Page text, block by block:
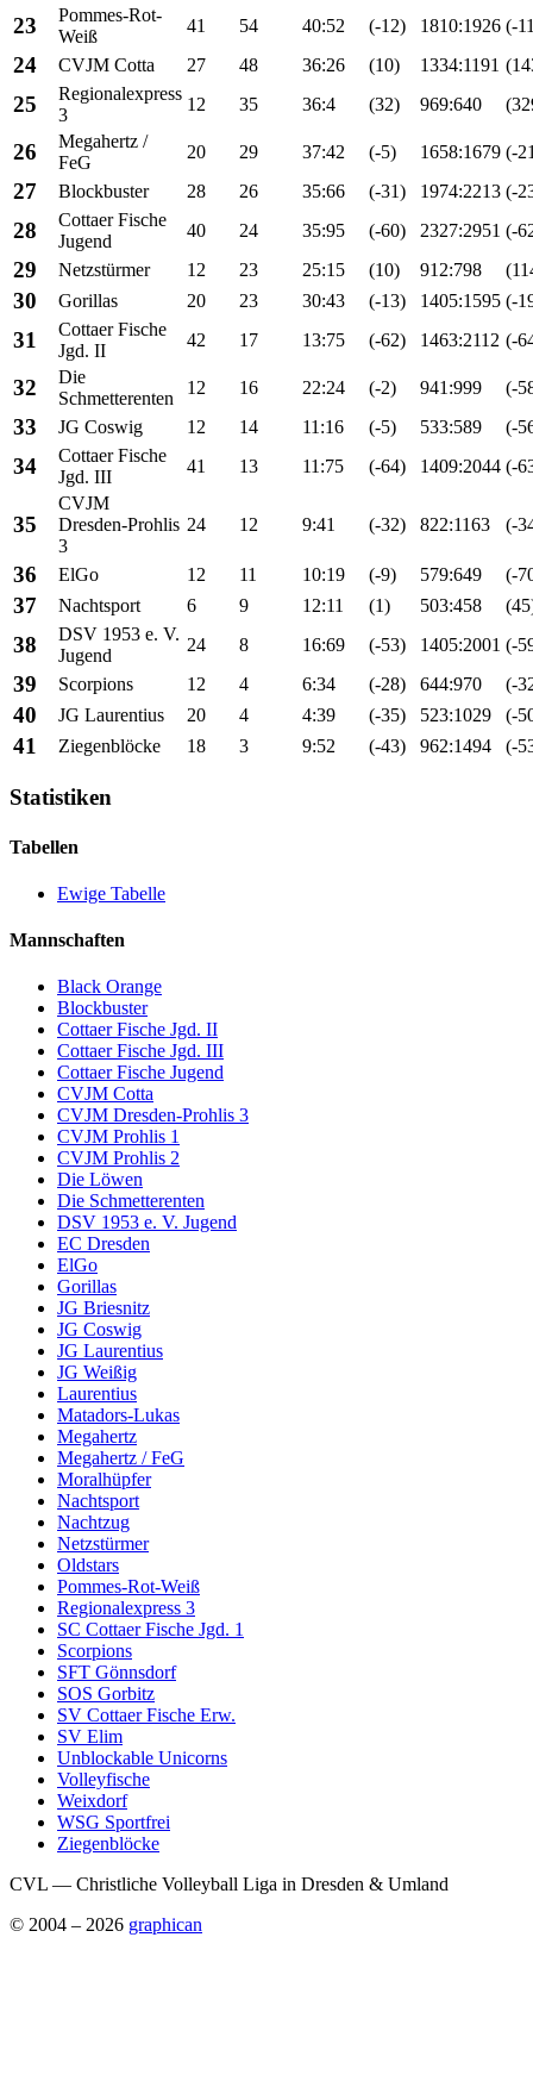
23
Pommes-Rot-
Weiß
41 54 40:52 (-12) 1810:1926 (-
24 CVJM Cotta 27 48 36:26 (10) 1334:1191
25
Regionalexpress
3
12 35 36:4 (32) 969:640
26
Megahertz /
FeG
20 29 37:42 (-5) 1658:1679 (-
27 Blockbuster 28 26 35:66 (-31) 1974:2213 (-
28
Cottaer Fische
Jugend
40 24 35:95 (-60) 2327:2951 (-
29 Netzstürmer 12 23 25:15 (10) 912:798
30 Gorillas 20 23 30:43 (-13) 1405:1595 (-
31
Cottaer Fische
Jgd. II
42 17 13:75 (-62) 1463:2112 (-
32
Die
Schmetterenten
12 16 22:24 (-2) 941:999 (-
33 JG Coswig 12 14 11:16 (-5) 533:589 (-
34
Cottaer Fische
Jgd. III
41 13 11:75 (-64) 1409:2044 (-
35
CVJM
Dresden-Prohlis
3
24 12 9:41 (-32) 822:1163 (-
36 ElGo 12 11 10:19 (-9) 579:649 (-
37 Nachtsport 6 9 12:11 (1) 503:458
38
DSV 1953 e. V.
Jugend
24 8 16:69 (-53) 1405:2001 (-
39 Scorpions 12 4 6:34 (-28) 644:970 (-
40 JG Laurentius 20 4 4:39 (-35) 523:1029 (-
41 Ziegenblöcke 18 3 9:52 (-43) 962:1494 (-
Statistiken
Tabellen
Ewige Tabelle
Mannschaften
Black Orange
Blockbuster
Cottaer Fische Jgd. II
Cottaer Fische Jgd. III
Cottaer Fische Jugend
CVJM Cotta
CVJM Dresden-Prohlis 3
CVJM Prohlis 1
CVJM Prohlis 2
Die Löwen
Die Schmetterenten
DSV 1953 e. V. Jugend
EC Dresden
ElGo
Gorillas
JG Briesnitz
JG Coswig
JG Laurentius
JG Weißig
Laurentius
Matadors-Lukas
Megahertz
Megahertz / FeG
Moralhüpfer
Nachtsport
Nachtzug
Netzstürmer
Oldstars
Pommes-Rot-Weiß
Regionalexpress 3
SC Cottaer Fische Jgd. 1
Scorpions
SFT Gönnsdorf
SOS Gorbitz
SV Cottaer Fische Erw.
SV Elim
Unblockable Unicorns
Volleyfische
Weixdorf
WSG Sportfrei
Ziegenblöcke
CVL — Christliche Volleyball Liga in Dresden & Umland
© 2004 – 2026 graphican